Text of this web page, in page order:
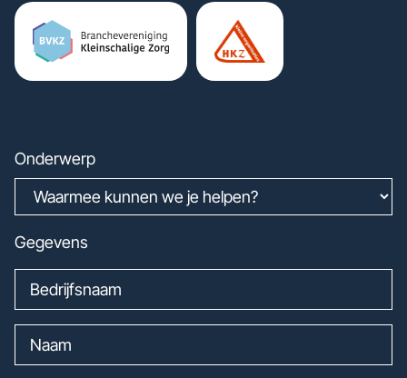
Onderwerp
Gegevens